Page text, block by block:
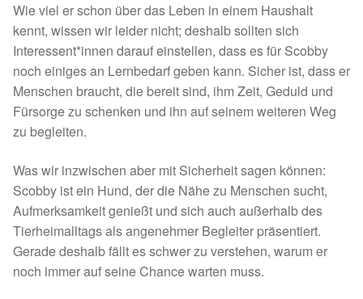
Qualzucht bei Hunden
Sonderfarben bei Hunden
Zwingerhusten
Info Broschüre – SALVA Hundehilfe e.V.
Glückliche Fellnasen
Happy End Stories
Wie viel er schon über das Leben in einem Haushalt
kennt, wissen wir leider nicht; deshalb sollten sich
Interessent*innen darauf einstellen, dass es für Scobby
noch einiges an Lernbedarf geben kann. Sicher ist, dass er
Menschen braucht, die bereit sind, ihm Zeit, Geduld und
Fürsorge zu schenken und ihn auf seinem weiteren Weg
zu begleiten.
Was wir inzwischen aber mit Sicherheit sagen können:
Scobby ist ein Hund, der die Nähe zu Menschen sucht,
Aufmerksamkeit genießt und sich auch außerhalb des
Tierheimalltags als angenehmer Begleiter präsentiert.
Gerade deshalb fällt es schwer zu verstehen, warum er
noch immer auf seine Chance warten muss.